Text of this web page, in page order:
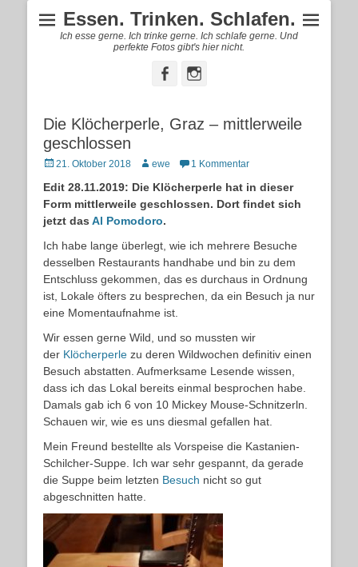
Essen. Trinken. Schlafen.
Ich esse gerne. Ich trinke gerne. Ich schlafe gerne. Und
perfekte Fotos gibt's hier nicht.
FacebookInstagram
Die Klöcherperle, Graz – mittlerweile
geschlossen
Posted
21. Oktober 2018 Autorewe 1 Kommentar
Edit 28.11.2019: Die Klöcherperle hat in dieser
Form mittlerweile geschlossen. Dort findet sich
jetzt das Al Pomodoro.
Ich habe lange überlegt, wie ich mehrere Besuche
desselben Restaurants handhabe und bin zu dem
Entschluss gekommen, das es durchaus in Ordnung
ist, Lokale öfters zu besprechen, da ein Besuch ja nur
eine Momentaufnahme ist.
Wir essen gerne Wild, und so mussten wir
der Klöcherperle zu deren Wildwochen definitiv einen
Besuch abstatten. Aufmerksame Lesende wissen,
dass ich das Lokal bereits einmal besprochen habe.
Damals gab ich 6 von 10 Mickey Mouse-Schnitzerln.
Schauen wir, wie es uns diesmal gefallen hat.
Mein Freund bestellte als Vorspeise die Kastanien-
Schilcher-Suppe. Ich war sehr gespannt, da gerade
die Suppe beim letzten Besuch nicht so gut
abgeschnitten hatte.